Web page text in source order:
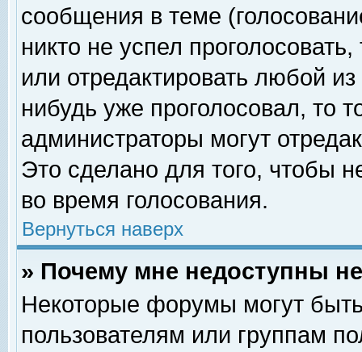
сообщения в теме
никто не успел
или отредактировать любой
нибудь уже проголосовал, то
администраторы могут
Это сделано для того, чтобы
во время голосования.
Вернуться наверх
» Почему мне недоступны
Некоторые форумы могут
пользователям или группам